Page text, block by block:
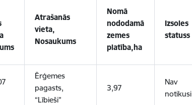
Atrašanās
vieta,
Nosaukums
Nomā
nododamā
zemes
platība,ha
Izsoles
statuss
Ērģemes
pagasts,
“Lībieši”
3,97
Nav
notikusi